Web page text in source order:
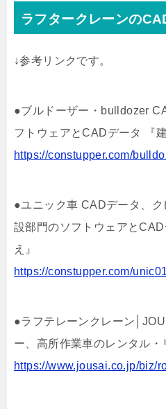
ラフタークレーンの
↓参考リンクです。
●ブルドーザー・bulldozer
フトウェアとCADデータ 『
https://constupper.com/
●ユニック車 CADデータ、
設部門のソフトウェアと
え』
https://constupper.com/
●ラフテレーンクレーン
ー、高所作業車のレンタル・
https://www.jousai.co.jp/biz/